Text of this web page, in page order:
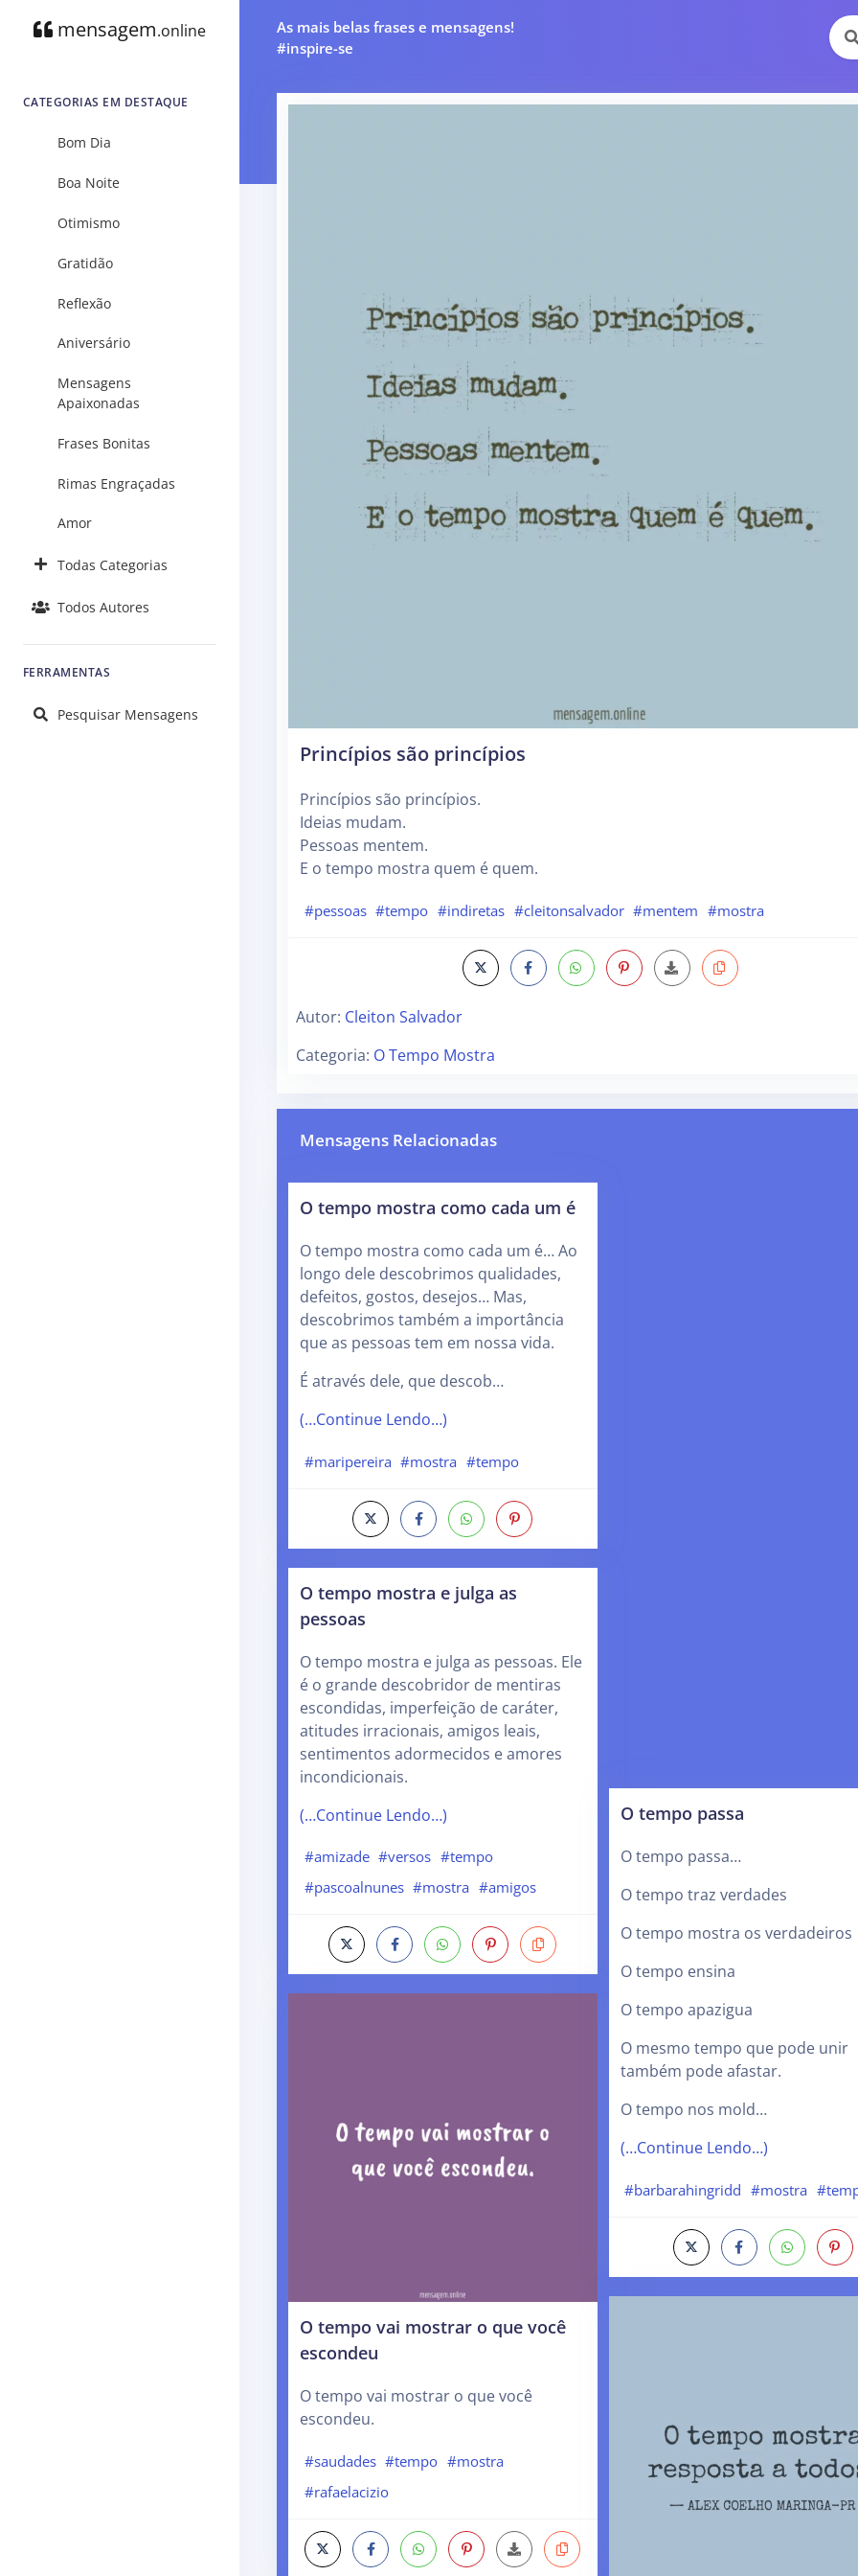
mensagem.online
CATEGORIAS EM DESTAQUE
Bom Dia
Boa Noite
Otimismo
Gratidão
Reflexão
Aniversário
Mensagens
Apaixonadas
Frases Bonitas
Rimas Engraçadas
Amor
Todas Categorias
Todos Autores
FERRAMENTAS
Pesquisar Mensagens
As mais belas frases e mensagens!
#inspire-se
Princípios são princípios
Princípios são princípios.
Ideias mudam.
Pessoas mentem.
E o tempo mostra quem é quem.
#pessoas #tempo #indiretas #cleitonsalvador #mentem #mostra
Autor: Cleiton Salvador
Categoria: O Tempo Mostra
Mensagens Relacionadas
O tempo mostra como cada um é
O tempo mostra como cada um é… Ao
longo dele descobrimos qualidades,
defeitos, gostos, desejos… Mas,
descobrimos também a importância
que as pessoas tem em nossa vida.
É através dele, que descob…
(…Continue Lendo…)
#maripereira #mostra #tempo
O tempo mostra e julga as
pessoas
O tempo mostra e julga as pessoas. Ele
é o grande descobridor de mentiras
escondidas, imperfeição de caráter,
atitudes irracionais, amigos leais,
sentimentos adormecidos e amores
incondicionais.
(…Continue Lendo…)
#amizade #versos #tempo
#pascoalnunes #mostra #amigos
O tempo vai mostrar o que você
escondeu
O tempo vai mostrar o que você
escondeu.
#saudades #tempo #mostra
#rafaelacizio
O tempo passa
O tempo passa…
O tempo traz verdades
O tempo mostra os verdadeiros
O tempo ensina
O tempo apazigua
O mesmo tempo que pode unir
também pode afastar.
O tempo nos mold…
(…Continue Lendo…)
#barbarahingridd #mostra